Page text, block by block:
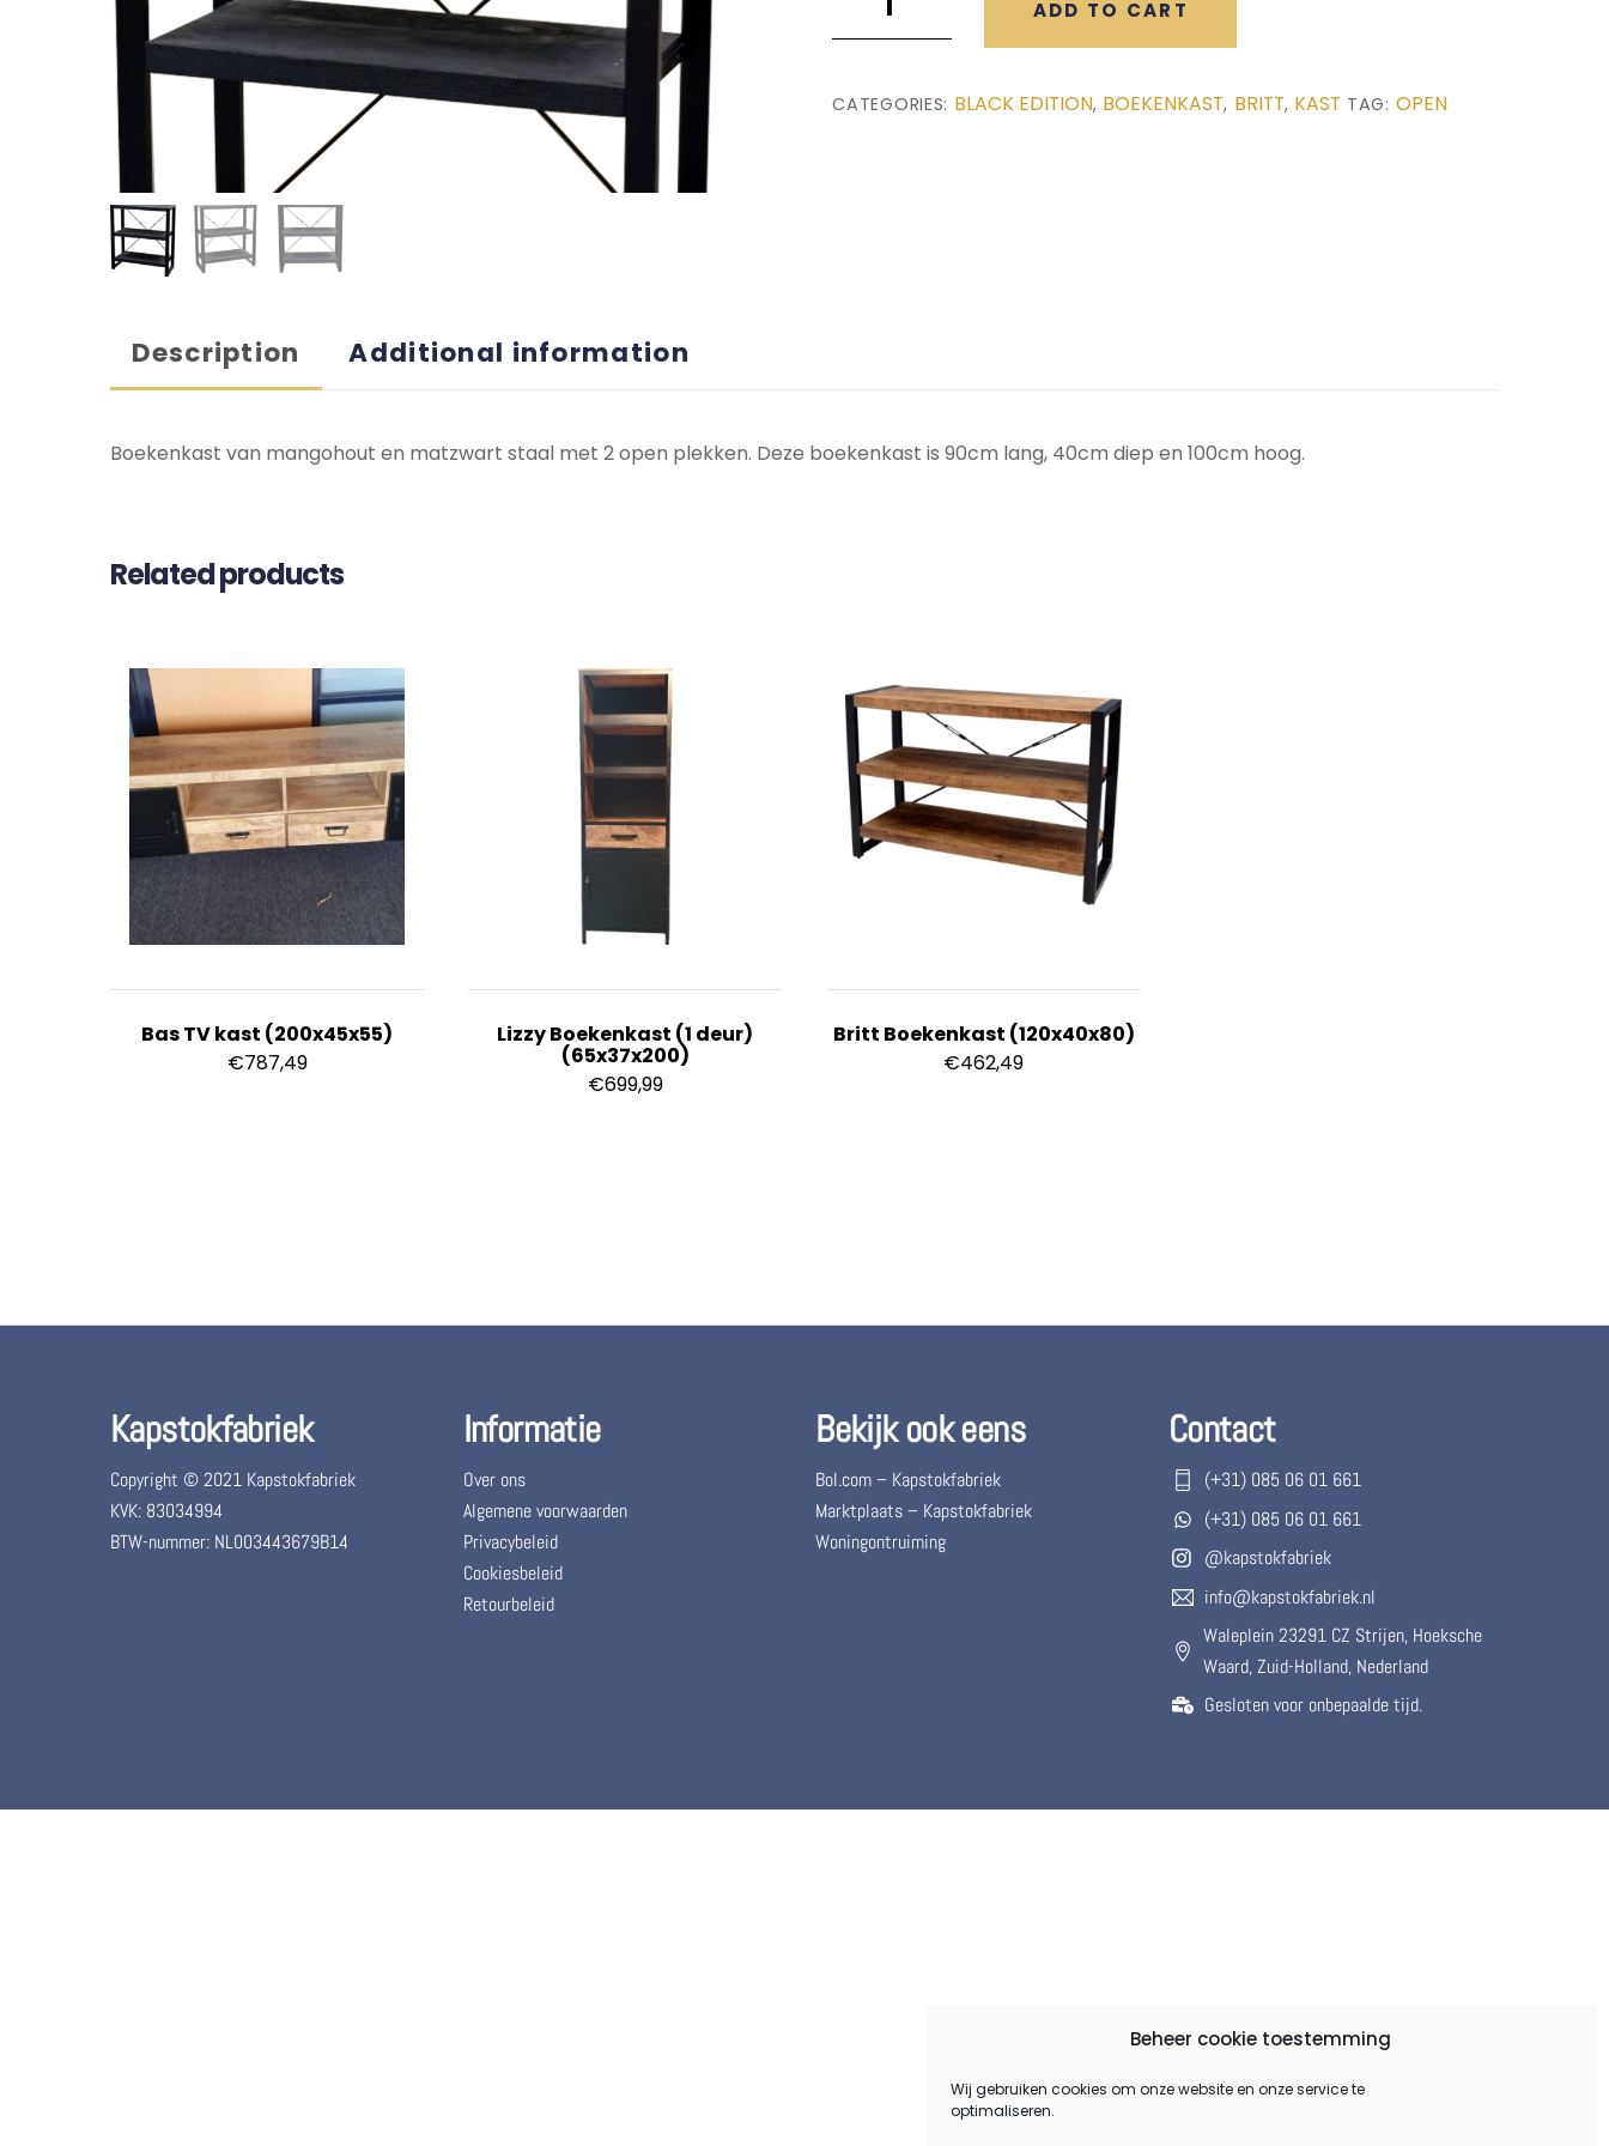
Beheer cookie toestemming
Wij gebruiken cookies om onze website en onze service te
optimaliseren.
Zwarte
Boekenkast
quantity
ADD TO CART
CATEGORIES: BLACK EDITION, BOEKENKAST, BRITT, KAST TAG: OPEN
Description Additional information
Boekenkast van mangohout en matzwart staal met 2 open plekken. Deze boekenkast is 90cm lang, 40cm diep en 100cm hoog.
Related products
Bas TV kast (200x45x55)
€787,49
Lizzy Boekenkast (1 deur)
(65x37x200)
€699,99
Britt Boekenkast (120x40x80)
€462,49
Kapstokfabriek
Copyright © 2021 Kapstokfabriek
KVK: 83034994
BTW-nummer: NL003443679B14
Informatie
Over ons
Algemene voorwaarden
Privacybeleid
Cookiesbeleid
Retourbeleid
Bekijk ook eens
Bol.com – Kapstokfabriek
Marktplaats – Kapstokfabriek
Woningontruiming
Contact
(+31) 085 06 01 661
(+31) 085 06 01 661
@kapstokfabriek
info@kapstokfabriek.nl
Waleplein 23291 CZ Strijen, Hoeksche
Waard, Zuid-Holland, Nederland
Gesloten voor onbepaalde tijd.